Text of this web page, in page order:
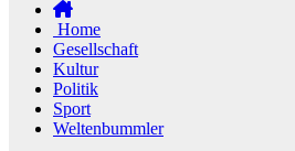
Home
Gesellschaft
Kultur
Politik
Sport
Weltenbummler